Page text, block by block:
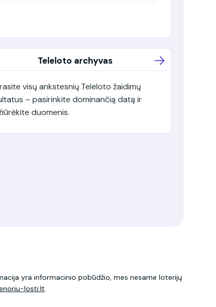
Teleloto archyvas
visų ankstesnių Teleloto žaidimų
– pasirinkite dominančią datą ir
duomenis.
yra informacinio pobūdžio, mes nesame loterijų
losti.lt